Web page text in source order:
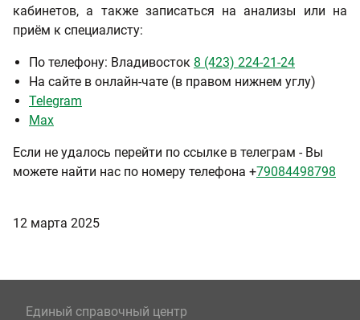
кабинетов, а также записаться на анализы или на
приём к специалисту:
По телефону: Владивосток 8 (423) 224-21-24
На сайте в онлайн-чате (в правом нижнем углу)
Telegram
Мах
Если не удалось перейти по ссылке в телеграм - Вы
можете найти нас по номеру телефона +79084498798
12 марта 2025
Единый справочный центр